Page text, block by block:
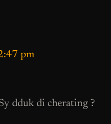
pm
dduk di cherating ?